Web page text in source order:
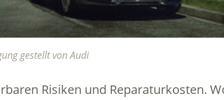
gestellt von Audi
Risiken und Reparaturkosten.